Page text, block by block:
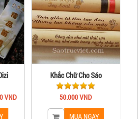
VND
Khắc Chữ Cho Sáo
50.000 VND